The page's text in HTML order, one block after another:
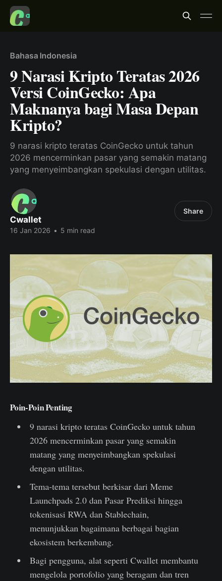
Bahasa Indonesia
9 Narasi Kripto Teratas 2026
Versi CoinGecko: Apa
Maknanya bagi Masa Depan
Kripto?
9 narasi kripto teratas CoinGecko untuk tahun
2026 mencerminkan pasar yang semakin matang
yang menyeimbangkan spekulasi dengan utilitas.
Cwallet
16 Jan 2026 • 5 min read
Share
Poin-Poin Penting
9 narasi kripto teratas CoinGecko untuk tahun
2026 mencerminkan pasar yang semakin
matang yang menyeimbangkan spekulasi
dengan utilitas.
Tema-tema tersebut berkisar dari Meme
Launchpads 2.0 dan Pasar Prediksi hingga
tokenisasi RWA dan Stablechain,
menunjukkan bagaimana berbagai bagian
ekosistem berkembang.
Bagi pengguna, alat seperti Cwallet membantu
mengelola portofolio yang beragam dan tren